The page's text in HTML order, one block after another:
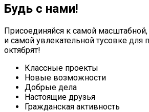
Будь с нами!
Присоединяйся к самой
и самой увлекательной тусовке для
октябрят!
Классные проекты
Новые возможности
Добрые дела
Настоящие друзья
Гражданская активность